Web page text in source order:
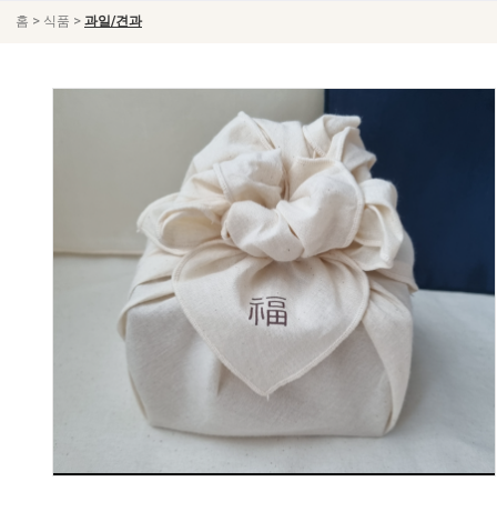
홈 > 식품 > 과일/견과